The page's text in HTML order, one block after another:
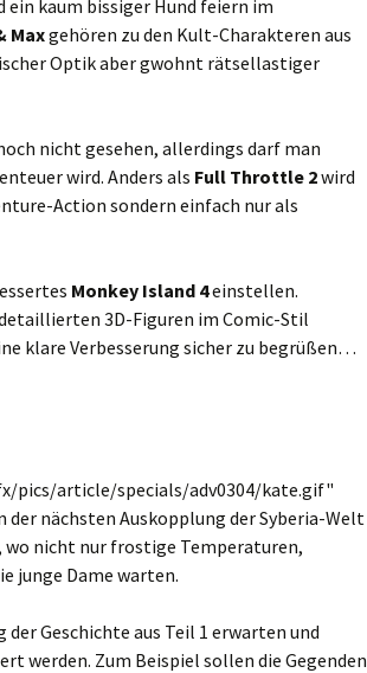
kaum bissiger Hund feiern im
Maxgehören zu den Kult-Charakteren aus
Optik aber gwohnt rätsellastiger
nicht gesehen, allerdings darf man
wird. Anders als Full Throttle 2wird
Action sondern einfach nur als
Monkey Island 4einstellen.
3D-Figuren im Comic-Stil
klare Verbesserung sicher zu begrüßen…
pics/article/specials/adv0304/kate.gif"
nächsten Auskopplung der Syberia-Welt
nicht nur frostige Temperaturen,
junge Dame warten.
Geschichte aus Teil 1 erwarten und
werden. Zum Beispiel sollen die Gegenden